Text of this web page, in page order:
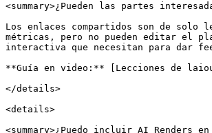
<summary>¿Pueden las partes
Los enlaces compartidos son de
métricas, pero no pueden editar el
interactiva que necesitan para dar
**Guía en video:** [Lecciones de
</details>
<details>
<summary>¿Puedo incluir AI Renders